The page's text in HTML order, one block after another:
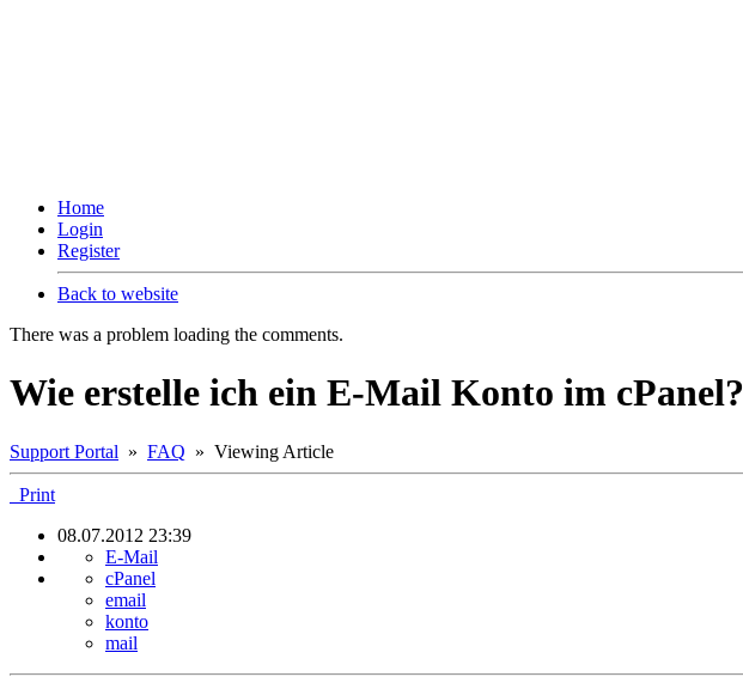
Home
Login
Register
Back to website
There was a problem loading the comments.
Wie erstelle ich ein E-Mail Konto im cPanel?
Support Portal » FAQ » Viewing Article
Print
08.07.2012 23:39
E-Mail
cPanel
email
konto
mail